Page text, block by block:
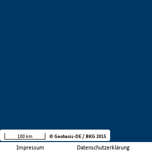
Impressum Datenschutzerklärung
100 km © Geobasis-DE / BKG 2015